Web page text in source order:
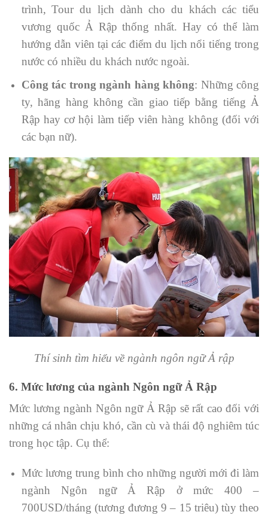
trình, Tour du lịch dành cho du khách các tiểu
vương quốc Ả Rập thống nhất. Hay có thể làm
hướng dẫn viên tại các điểm du lịch nổi tiếng trong
nước có nhiều du khách nước ngoài.
Công tác trong ngành hàng không: Những công
ty, hãng hàng không cần giao tiếp bằng tiếng Ả
Rập hay cơ hội làm tiếp viên hàng không (đối với
các bạn nữ).
Thí sinh tìm hiểu về ngành ngôn ngữ Ả rập
6. Mức lương của ngành Ngôn ngữ Ả Rập
Mức lương ngành Ngôn ngữ Ả Rập sẽ rất cao đối với
những cá nhân chịu khó, cần cù và thái độ nghiêm túc
trong học tập. Cụ thể:
Mức lương trung bình cho những người mới đi làm
ngành Ngôn ngữ Ả Rập ở mức 400 –
700USD/tháng (tương đương 9 – 15 triêu) tùy theo